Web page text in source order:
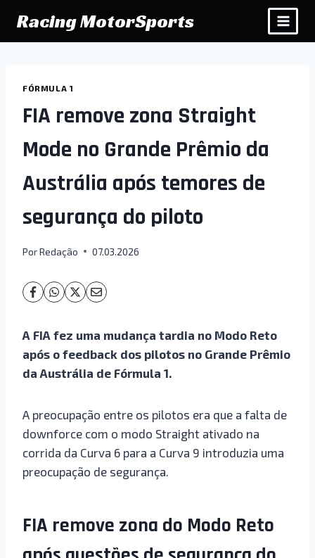
para
o
Racing MotorSports
FÓRMULA 1
FIA remove zona Straight
Mode no Grande Prêmio da
Austrália após temores de
segurança do piloto
PorRedação 07.03.2026
A FIA fez uma mudança tardia no Modo Reto
após o feedback dos pilotos no Grande Prêmio
da Austrália de Fórmula 1.
A preocupação entre os pilotos era que a falta de
downforce com o modo Straight ativado na
corrida da Curva 6 para a Curva 9 introduzia uma
preocupação de segurança.
FIA remove zona do Modo Reto